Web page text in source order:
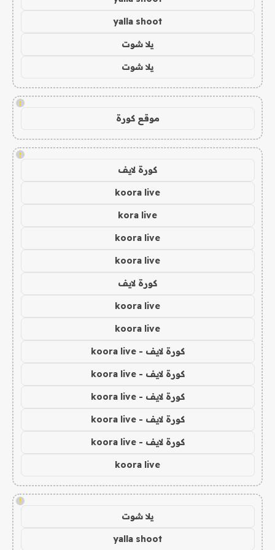
yalla shoot
يلا شوت
يلا شوت
!
موقع كورة
!
كورة لايف
koora live
kora live
koora live
koora live
كورة لايف
koora live
koora live
كورة لايف - koora live
كورة لايف - koora live
كورة لايف - koora live
كورة لايف - koora live
كورة لايف - koora live
koora live
!
يلا شوت
yalla shoot